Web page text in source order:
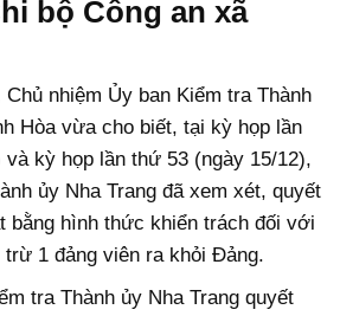
bộ Công an xã
nhiệm Ủy ban Kiểm tra Thành
Hòa vừa cho biết, tại kỳ họp lần
kỳ họp lần thứ 53 (ngày 15/12),
ủy Nha Trang đã xem xét, quyết
bằng hình thức khiển trách đối với
trừ 1 đảng viên ra khỏi Đảng.
tra Thành ủy Nha Trang quyết